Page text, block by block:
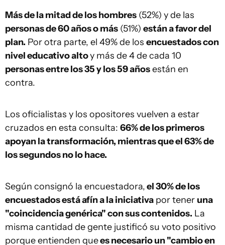
Más de la mitad de los hombres (52%) y de las
personas de 60 años o más (51%) están a favor del
plan. Por otra parte, el 49% de los encuestados con
nivel educativo altoy más de 4 de cada 10
personas entre los 35 y los 59 añosestán en
contra.
Los oficialistas y los opositores vuelven a estar
cruzados en esta consulta: 66% de los primeros
apoyan la transformación, mientras que el 63% de
los segundos no lo hace.
Según consignó la encuestadora,el 30% de los
encuestados está afín a la iniciativa por tener una
"coincidencia genérica" con sus contenidos. La
misma cantidad de gente justificó su voto positivo
porque entienden quees necesario un "cambio en